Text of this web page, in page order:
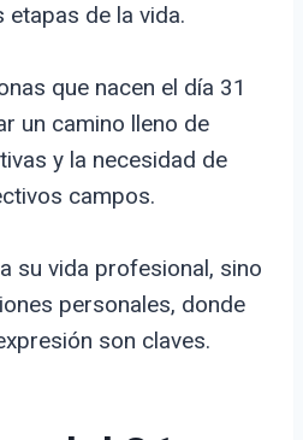
etapas de la vida.
que nacen el día 31
un camino lleno de
y la necesidad de
campos.
su vida profesional, sino
personales, donde
son claves.